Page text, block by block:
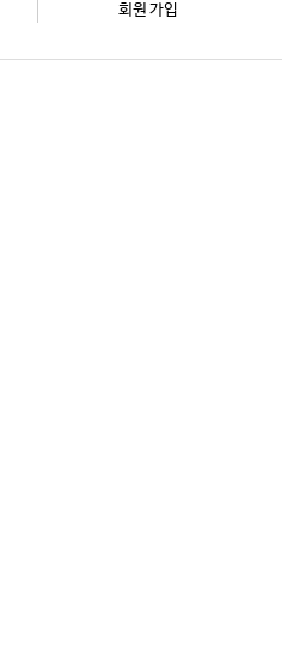
회원 가입